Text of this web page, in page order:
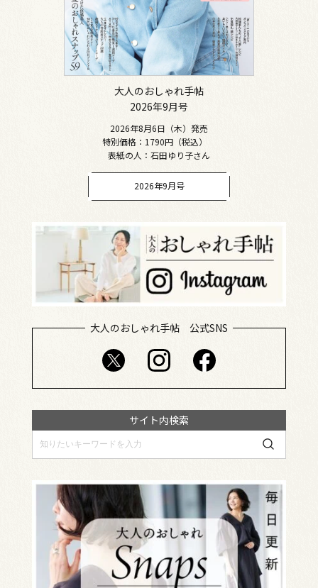
大人のおしゃれ手帖
2026年9月号
2026年8月6日（木）発売
特別価格：1790円（税込）
表紙の人：石田ゆり子さん
2026年9月号
大人のおしゃれ手帖 公式SNS
サイト内検索